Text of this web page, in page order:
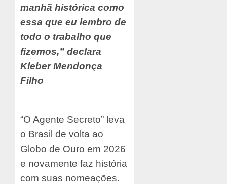
manhã histórica como
essa que eu lembro de
todo o trabalho que
fizemos,” declara
Kleber Mendonça
Filho
“O Agente Secreto” leva
o Brasil de volta ao
Globo de Ouro em 2026
e novamente faz história
com suas nomeações.